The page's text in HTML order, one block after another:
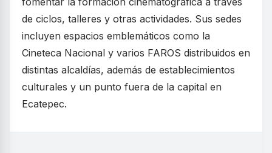
de ciclos, talleres y otras actividades. Sus sedes
incluyen espacios emblemáticos como la
Cineteca Nacional y varios FAROS distribuidos en
distintas alcaldías, además de establecimientos
culturales y un punto fuera de la capital en
Ecatepec.